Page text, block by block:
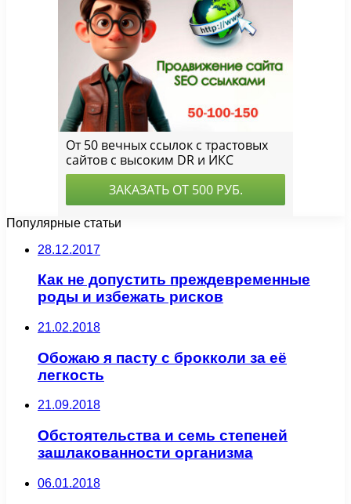
Популярные статьи
28.12.2017
Как не допустить преждевременные
роды и избежать рисков
21.02.2018
Обожаю я пасту с брокколи за её
легкость
21.09.2018
Обстоятельства и семь степеней
зашлакованности организма
06.01.2018